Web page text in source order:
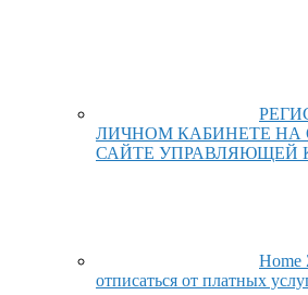
ЛИЧНОМ КАБИНЕТЕ
САЙТЕ УПРАВЛЯЮЩЕЙ
Home
отписаться от платных